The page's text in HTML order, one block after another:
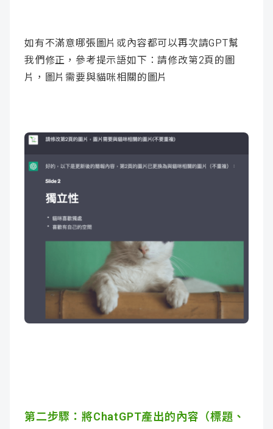
如有不滿意哪張圖片或內容都可以再次請GPT幫
我們修正，參考提示語如下：請修改第2頁的圖
片，圖片需要與貓咪相關的圖片
第二步驟：將ChatGPT產出的內容（標題、